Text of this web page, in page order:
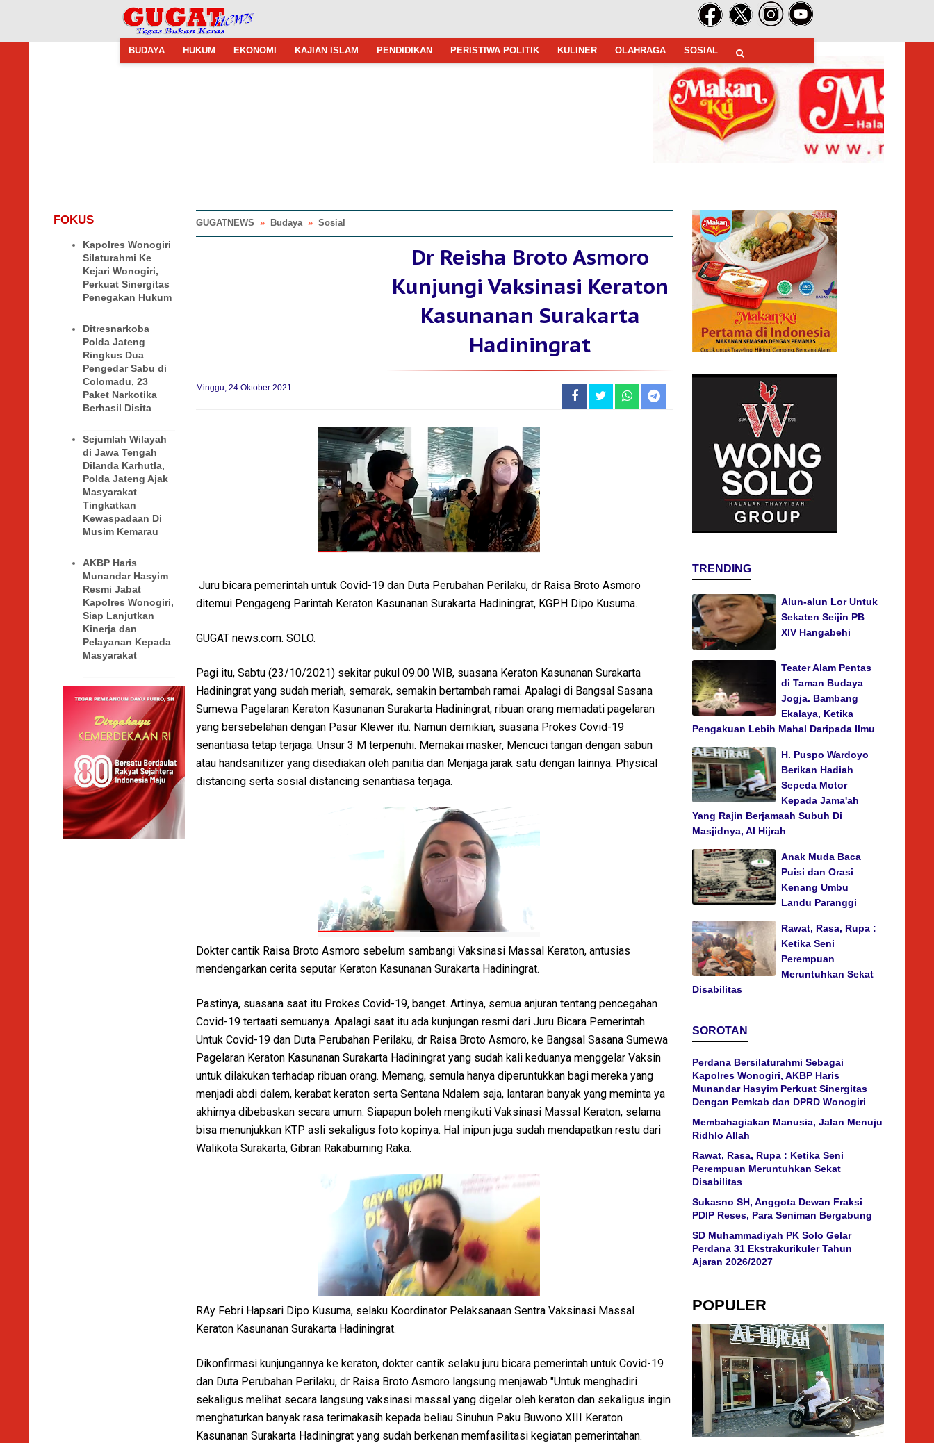
BUDAYA HUKUM EKONOMI KAJIAN ISLAM PENDIDIKAN PERISTIWA POLITIK KULINER OLAHRAGA SOSIAL
FOKUS
Kapolres Wonogiri
Silaturahmi Ke
Kejari Wonogiri,
Perkuat Sinergitas
Penegakan Hukum
Ditresnarkoba
Polda Jateng
Ringkus Dua
Pengedar Sabu di
Colomadu, 23
Paket Narkotika
Berhasil Disita
Sejumlah Wilayah
di Jawa Tengah
Dilanda Karhutla,
Polda Jateng Ajak
Masyarakat
Tingkatkan
Kewaspadaan Di
Musim Kemarau
AKBP Haris
Munandar Hasyim
Resmi Jabat
Kapolres Wonogiri,
Siap Lanjutkan
Kinerja dan
Pelayanan Kepada
Masyarakat
GUGATNEWS » Budaya » Sosial
Dr Reisha Broto Asmoro
Kunjungi Vaksinasi Keraton
Kasunanan Surakarta
Hadiningrat
Minggu, 24 Oktober 2021
Juru bicara pemerintah untuk Covid-19 dan Duta Perubahan Perilaku, dr Raisa Broto Asmoro
ditemui Pengageng Parintah Keraton Kasunanan Surakarta Hadiningrat, KGPH Dipo Kusuma.
GUGAT news.com. SOLO.
Pagi itu, Sabtu (23/10/2021) sekitar pukul 09.00 WIB, suasana Keraton Kasunanan Surakarta
Hadiningrat yang sudah meriah, semarak, semakin bertambah ramai. Apalagi di Bangsal Sasana
Sumewa Pagelaran Keraton Kasunanan Surakarta Hadiningrat, ribuan orang memadati pagelaran
yang bersebelahan dengan Pasar Klewer itu. Namun demikian, suasana Prokes Covid-19
senantiasa tetap terjaga. Unsur 3 M terpenuhi. Memakai masker, Mencuci tangan dengan sabun
atau handsanitizer yang disediakan oleh panitia dan Menjaga jarak satu dengan lainnya. Physical
distancing serta sosial distancing senantiasa terjaga.
Dokter cantik Raisa Broto Asmoro sebelum sambangi Vaksinasi Massal Keraton, antusias
mendengarkan cerita seputar Keraton Kasunanan Surakarta Hadiningrat.
Pastinya, suasana saat itu Prokes Covid-19, banget. Artinya, semua anjuran tentang pencegahan
Covid-19 tertaati semuanya. Apalagi saat itu ada kunjungan resmi dari Juru Bicara Pemerintah
Untuk Covid-19 dan Duta Perubahan Perilaku, dr Raisa Broto Asmoro, ke Bangsal Sasana Sumewa
Pagelaran Keraton Kasunanan Surakarta Hadiningrat yang sudah kali keduanya menggelar Vaksin
untuk dilakukan terhadap ribuan orang. Memang, semula hanya diperuntukkan bagi mereka yang
menjadi abdi dalem, kerabat keraton serta Sentana Ndalem saja, lantaran banyak yang meminta ya
akhirnya dibebaskan secara umum. Siapapun boleh mengikuti Vaksinasi Massal Keraton, selama
bisa menunjukkan KTP asli sekaligus foto kopinya. Hal inipun juga sudah mendapatkan restu dari
Walikota Surakarta, Gibran Rakabuming Raka.
RAy Febri Hapsari Dipo Kusuma, selaku Koordinator Pelaksanaan Sentra Vaksinasi Massal
Keraton Kasunanan Surakarta Hadiningrat.
Dikonfirmasi kunjungannya ke keraton, dokter cantik selaku juru bicara pemerintah untuk Covid-19
dan Duta Perubahan Perilaku, dr Raisa Broto Asmoro langsung menjawab "Untuk menghadiri
sekaligus melihat secara langsung vaksinasi massal yang digelar oleh keraton dan sekaligus ingin
menghaturkan banyak rasa terimakasih kepada beliau Sinuhun Paku Buwono XIII Keraton
Kasunanan Surakarta Hadiningrat yang sudah berkenan memfasilitasi kegiatan pemerintahan.
TRENDING
Alun-alun Lor Untuk
Sekaten Seijin PB
XIV Hangabehi
Teater Alam Pentas
di Taman Budaya
Jogja. Bambang
Ekalaya, Ketika
Pengakuan Lebih Mahal Daripada Ilmu
H. Puspo Wardoyo
Berikan Hadiah
Sepeda Motor
Kepada Jama'ah
Yang Rajin Berjamaah Subuh Di
Masjidnya, Al Hijrah
Anak Muda Baca
Puisi dan Orasi
Kenang Umbu
Landu Paranggi
Rawat, Rasa, Rupa :
Ketika Seni
Perempuan
Meruntuhkan Sekat
Disabilitas
SOROTAN
Perdana Bersilaturahmi Sebagai
Kapolres Wonogiri, AKBP Haris
Munandar Hasyim Perkuat Sinergitas
Dengan Pemkab dan DPRD Wonogiri
Membahagiakan Manusia, Jalan Menuju
Ridhlo Allah
Rawat, Rasa, Rupa : Ketika Seni
Perempuan Meruntuhkan Sekat
Disabilitas
Sukasno SH, Anggota Dewan Fraksi
PDIP Reses, Para Seniman Bergabung
SD Muhammadiyah PK Solo Gelar
Perdana 31 Ekstrakurikuler Tahun
Ajaran 2026/2027
POPULER